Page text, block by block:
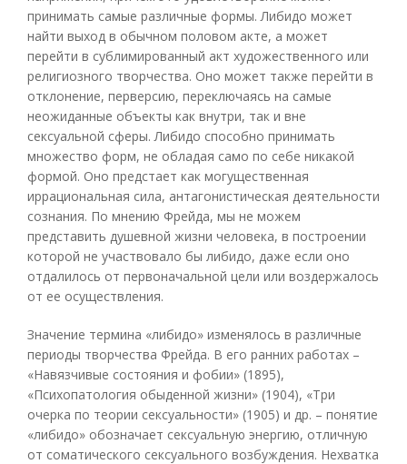
принимать самые различные формы. Либидо может
найти выход в обычном половом акте, а может
перейти в сублимированный акт художественного или
религиозного творчества. Оно может также перейти в
отклонение, перверсию, переключаясь на самые
неожиданные объекты как внутри, так и вне
сексуальной сферы. Либидо способно принимать
множество форм, не обладая само по себе никакой
формой. Оно предстает как могущественная
иррациональная сила, антагонистическая деятельности
сознания. По мнению Фрейда, мы не можем
представить душевной жизни человека, в построении
которой не участвовало бы либидо, даже если оно
отдалилось от первоначальной цели или воздержалось
от ее осуществления.
Значение термина «либидо» изменялось в различные
периоды творчества Фрейда. В его ранних работах –
«Навязчивые состояния и фобии» (1895),
«Психопатология обыденной жизни» (1904), «Три
очерка по теории сексуальности» (1905) и др. – понятие
«либидо» обозначает сексуальную энергию, отличную
от соматического сексуального возбуждения. Нехватка